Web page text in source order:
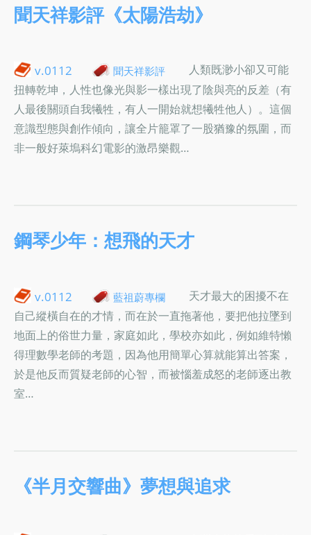
聞天祥影評《太陽浩劫》
v.0112 聞天祥影評
人類既渺小卻又可能
扭轉乾坤，人性也像光與影一樣出現了陰與亮的反差（有
人最後關頭自我犧牲，有人一開始就想犧牲他人）。這個
意識型態與創作傾向，讓全片籠罩了一股猶豫的氛圍，而
非一般好萊塢科幻電影的激昂樂觀…
鋼琴少年：想飛的天才
v.0112 藍祖蔚專欄
天才最大的困擾不在
自己縱橫自在的才情，而在於一直拖著他，要把他拉墜到
地面上的俗世力量，家庭如此，學校亦如此，例如維特懶
得理數學老師的考題，因為他用簡單心算就能算出答案，
於是他反而質疑老師的心智，而被惱羞成怒的老師逐出教
室…
《半月交響曲》夢想與追求